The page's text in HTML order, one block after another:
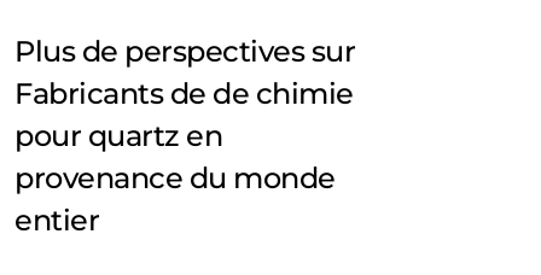
Plus de perspectives sur
Fabricants de de chimie
pour quartz en
provenance du monde
entier